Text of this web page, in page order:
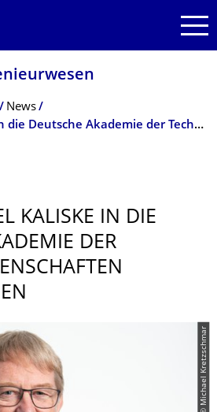
News
Prof. Michael Kaliske in die Deutsche Akademie der Technikwissenschaften aufgenommen
KALISKE IN DIE
DER
© Michael Kretzschmar